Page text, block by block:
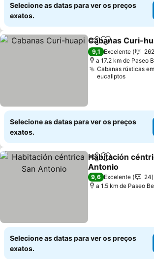
Selecione as datas para ver os preços
exatos.
PartilharAdicionar
Cabanas Curi-
9,1 Excelente
a 17.2 km de Paseo
Cabanas rústicas
eucaliptos
Selecione as datas para ver os preços
exatos.
PartilharAdicionar
Habitación
Antonio
Ver preços
9,6 Excelente
24
a 1.5 km de Paseo
Selecione as datas para ver os preços
exatos.